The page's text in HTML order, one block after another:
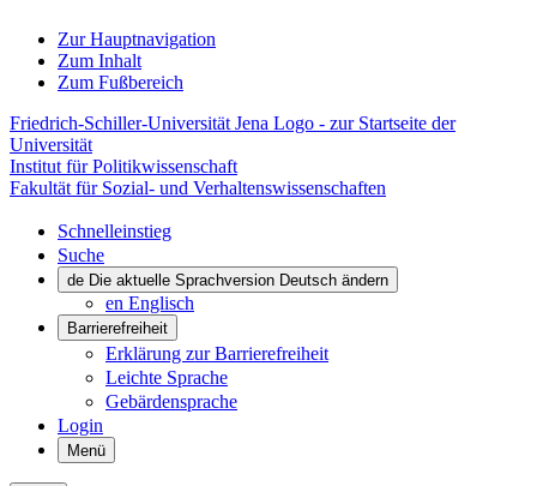
Zur Hauptnavigation
Zum Inhalt
Zum Fußbereich
Friedrich-Schiller-Universität Jena Logo - zur Startseite der
Universität
Institut für Politikwissenschaft
Fakultät für Sozial- und Verhaltenswissenschaften
Schnelleinstieg
Suche
de Die aktuelle Sprachversion Deutsch ändern
en Englisch
Barrierefreiheit
Erklärung zur Barrierefreiheit
Leichte Sprache
Gebärdensprache
Login
Menü